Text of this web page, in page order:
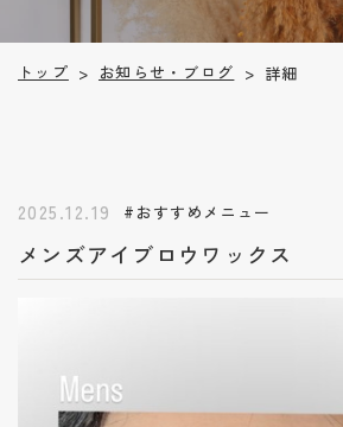
トップ > お知らせ・ブログ > 詳細
2025.12.19 #おすすめメニュー
メンズアイブロウワックス